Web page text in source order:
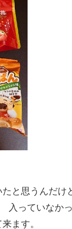
と思うんだけ
っていなかっ
ます。